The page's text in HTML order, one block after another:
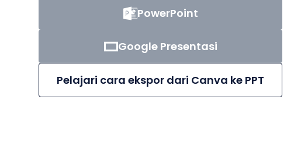
PowerPoint
Google Presentasi
Pelajari cara ekspor dari Canva ke PPT